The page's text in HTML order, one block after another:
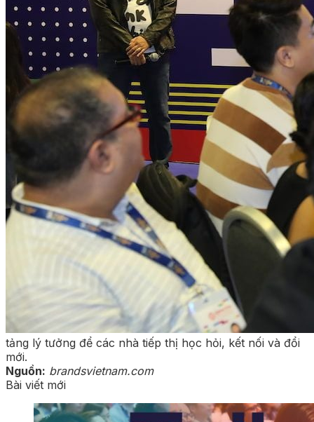
tảng lý tưởng để các nhà tiếp thị học hỏi, kết nối và đổi
mới.
Nguồn: brandsvietnam.com
Bài viết mới